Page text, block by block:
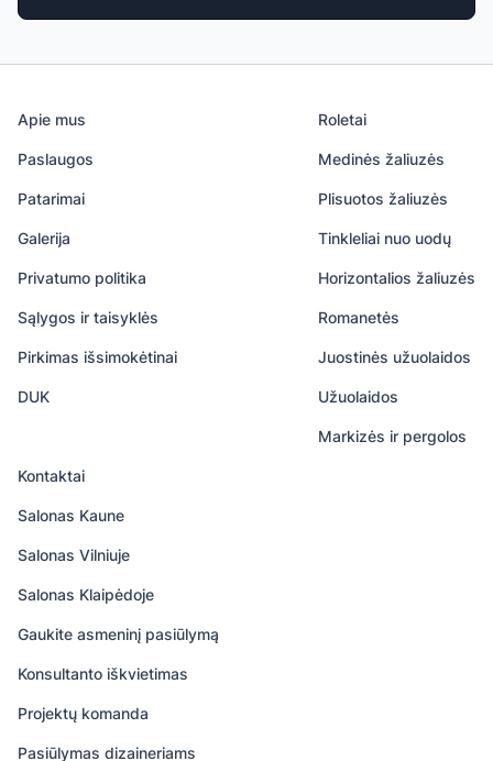
Apie mus
Paslaugos
Patarimai
Galerija
Privatumo politika
Sąlygos ir taisyklės
Pirkimas išsimokėtinai
DUK
Roletai
Medinės žaliuzės
Plisuotos žaliuzės
Tinkleliai nuo uodų
Horizontalios žaliuzės
Romanetės
Juostinės užuolaidos
Užuolaidos
Markizės ir pergolos
Kontaktai
Salonas Kaune
Salonas Vilniuje
Salonas Klaipėdoje
Gaukite asmeninį pasiūlymą
Konsultanto iškvietimas
Projektų komanda
Pasiūlymas dizaineriams